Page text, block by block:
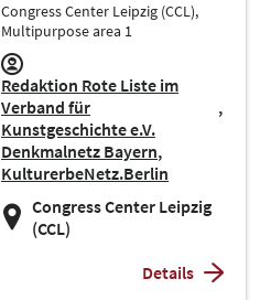
Congress Center Leipzig (CCL),
Multipurpose area 1
Redaktion Rote Liste im
Verband für
Kunstgeschichte e.V.
Denkmalnetz Bayern
KulturerbeNetz.Berlin
Congress Center Leipzig
(CCL)
Details